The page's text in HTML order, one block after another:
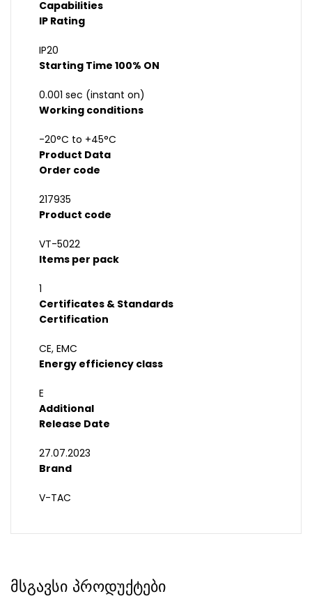
Capabilities
IP Rating
IP20
Starting Time 100% ON
0.001 sec (instant on)
Working conditions
-20°C to +45°C
Product Data
Order code
217935
Product code
VT-5022
Items per pack
1
Certificates & Standards
Certification
CE, EMC
Energy efficiency class
E
Additional
Release Date
27.07.2023
Brand
V-TAC
მსგავსი პროდუქტები